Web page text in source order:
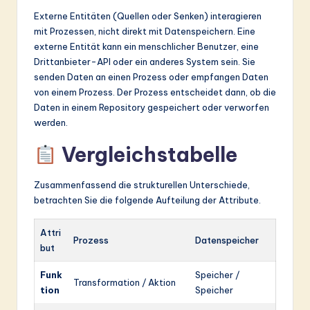
Externe Entitäten (Quellen oder Senken) interagieren
mit Prozessen, nicht direkt mit Datenspeichern. Eine
externe Entität kann ein menschlicher Benutzer, eine
Drittanbieter-API oder ein anderes System sein. Sie
senden Daten an einen Prozess oder empfangen Daten
von einem Prozess. Der Prozess entscheidet dann, ob die
Daten in einem Repository gespeichert oder verworfen
werden.
Vergleichstabelle
Zusammenfassend die strukturellen Unterschiede,
betrachten Sie die folgende Aufteilung der Attribute.
Attri
but
Prozess Datenspeicher
Funk
tion
Transformation / Aktion
Speicher /
Speicher